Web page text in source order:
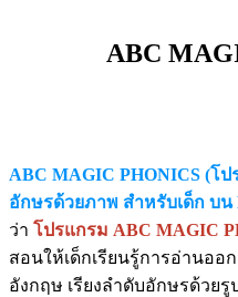
ABC
ABC MAGIC PHONICS (โ
อักษรด้วยภาพ สำหรับเด็ก บน
ว่า โปรแกรม ABC MAGIC
สอนให้เด็กเรียนรู้การอ่านออ
อังกฤษ เรียงลำดับอักษรด้วย